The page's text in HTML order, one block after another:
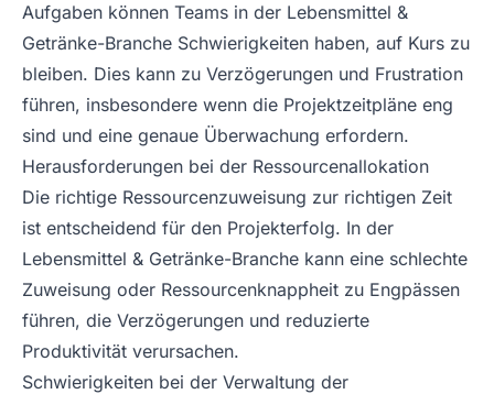
Aufgaben können Teams in der Lebensmittel &
Getränke-Branche Schwierigkeiten haben, auf Kurs zu
bleiben. Dies kann zu Verzögerungen und Frustration
führen, insbesondere wenn die Projektzeitpläne eng
sind und eine genaue Überwachung erfordern.
Herausforderungen bei der Ressourcenallokation
Die richtige Ressourcenzuweisung zur richtigen Zeit
ist entscheidend für den Projekterfolg. In der
Lebensmittel & Getränke-Branche kann eine schlechte
Zuweisung oder Ressourcenknappheit zu Engpässen
führen, die Verzögerungen und reduzierte
Produktivität verursachen.
Schwierigkeiten bei der Verwaltung der